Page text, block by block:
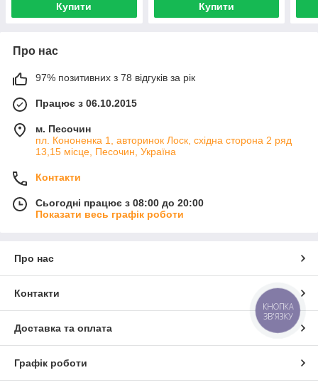
Купити Купити
Про нас
97% позитивних з 78 відгуків за рік
Працює з 06.10.2015
м. Песочин
пл. Кононенка 1, авторинок Лоск, східна сторона 2 ряд
13,15 місце, Песочин, Україна
Контакти
Сьогодні працює з 08:00 до 20:00
Показати весь графік роботи
Про нас
Контакти
Доставка та оплата
Графік роботи
КНОПКА
ЗВ'ЯЗКУ